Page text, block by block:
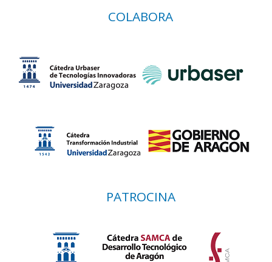
COLABORA
PATROCINA